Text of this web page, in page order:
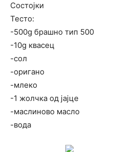
Состојки
Тесто:
-500g брашно тип 500
-10g квасец
-сол
-оригано
-млеко
-1 жолчка од јајце
-маслиново масло
-вода